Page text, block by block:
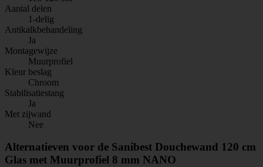
Aantal delen
1-delig
Antikalkbehandeling
Ja
Montagewijze
Muurprofiel
Kleur beslag
Chroom
Stabilisatiestang
Ja
Met zijwand
Nee
Alternatieven voor de Sanibest Douchewand 120 cm
Glas met Muurprofiel 8 mm NANO